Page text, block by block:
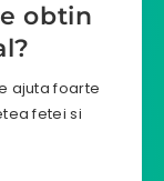
obtin
ajuta foarte
fetei si